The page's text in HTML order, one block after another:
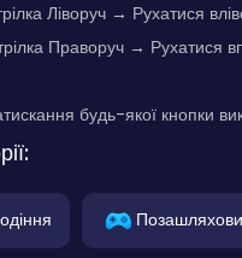
Ліворуч → Рухатися
Праворуч → Рухатися
будь-якої кнопки